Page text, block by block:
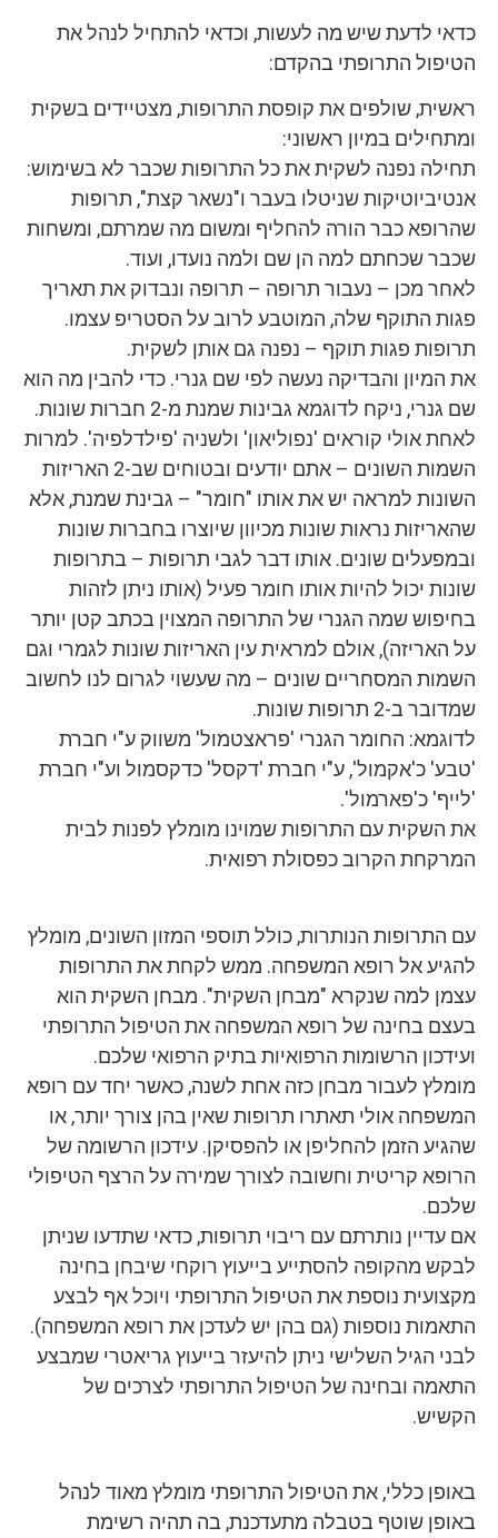
כדאי לדעת שיש מה לעשות, וכדאי להתחיל לנהל את
הטיפול התרופתי בהקדם:
ראשית, שולפים את קופסת התרופות, מצטיידים בשקית
ומתחילים במיון ראשוני:
תחילה נפנה לשקית את כל התרופות שכבר לא בשימוש:
אנטיביוטיקות שניטלו בעבר ו"נשאר קצת", תרופות
שהרופא כבר הורה להחליף ומשום מה שמרתם, ומשחות
שכבר שכחתם למה הן שם ולמה נועדו, ועוד.
לאחר מכן – נעבור תרופה – תרופה ונבדוק את תאריך
פגות התוקף שלה, המוטבע לרוב על הסטריפ עצמו.
תרופות פגות תוקף – נפנה גם אותן לשקית.
את המיון והבדיקה נעשה לפי שם גנרי. כדי להבין מה הוא
שם גנרי, ניקח לדוגמא גבינות שמנת מ-2 חברות שונות.
לאחת אולי קוראים 'נפוליאון' ולשניה 'פילדלפיה'. למרות
השמות השונים – אתם יודעים ובטוחים שב-2 האריזות
השונות למראה יש את אותו "חומר" – גבינת שמנת, אלא
שהאריזות נראות שונות מכיוון שיוצרו בחברות שונות
ובמפעלים שונים. אותו דבר לגבי תרופות – בתרופות
שונות יכול להיות אותו חומר פעיל (אותו ניתן לזהות
בחיפוש שמה הגנרי של התרופה המצוין בכתב קטן יותר
על האריזה), אולם למראית עין האריזות שונות לגמרי וגם
השמות המסחריים שונים – מה שעשוי לגרום לנו לחשוב
שמדובר ב-2 תרופות שונות.
לדוגמא: החומר הגנרי 'פראצטמול' משווק ע"י חברת
'טבע' כ'אקמול', ע"י חברת 'דקסל' כדקסמול וע"י חברת
'לייף' כ'פארמול'.
את השקית עם התרופות שמוינו מומלץ לפנות לבית
המרקחת הקרוב כפסולת רפואית.
עם התרופות הנותרות, כולל תוספי המזון השונים, מומלץ
להגיע אל רופא המשפחה. ממש לקחת את התרופות
עצמן למה שנקרא "מבחן השקית". מבחן השקית הוא
בעצם בחינה של רופא המשפחה את הטיפול התרופתי
ועידכון הרשומות הרפואיות בתיק הרפואי שלכם.
מומלץ לעבור מבחן כזה אחת לשנה, כאשר יחד עם רופא
המשפחה אולי תאתרו תרופות שאין בהן צורך יותר, או
שהגיע הזמן להחליפן או להפסיקן. עידכון הרשומה של
הרופא קריטית וחשובה לצורך שמירה על הרצף הטיפולי
שלכם.
אם עדיין נותרתם עם ריבוי תרופות, כדאי שתדעו שניתן
לבקש מהקופה להסתייע בייעוץ רוקחי שיבחן בחינה
מקצועית נוספת את הטיפול התרופתי ויוכל אף לבצע
התאמות נוספות (גם בהן יש לעדכן את רופא המשפחה).
לבני הגיל השלישי ניתן להיעזר בייעוץ גריאטרי שמבצע
התאמה ובחינה של הטיפול התרופתי לצרכים של
הקשיש.
באופן כללי, את הטיפול התרופתי מומלץ מאוד לנהל
באופן שוטף בטבלה מתעדכנת, בה תהיה רשימת